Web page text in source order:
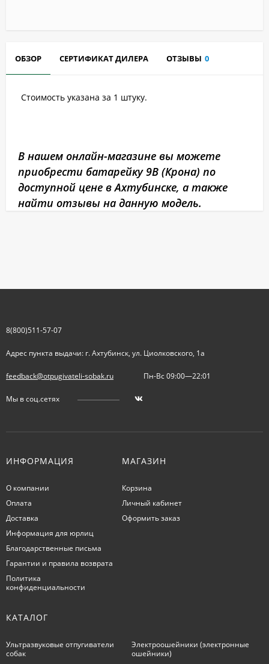
ОБЗОР СЕРТИФИКАТ ДИЛЕРА ОТЗЫВЫ 0
Стоимость указана за 1 штуку.
В нашем онлайн-магазине вы можете
приобрести батарейку 9В (Крона) по
доступной цене в Ахтубинске, а также
найти отзывы на данную модель.
8(800)511-57-07
Адрес пункта выдачи: г. Ахтубинск, ул. Циолковского, 1а
feedback@otpugivateli-sobak.ru Пн-Вс 09:00—22:01
Мы в соц.сетях
ИНФОРМАЦИЯ
О компании
Оплата
Доставка
Информация для юрлиц
Благодарственные письма
Гарантии и правила возврата
Политика
конфиденциальности
МАГАЗИН
Корзина
Личный кабинет
Оформить заказ
КАТАЛОГ
Ультразвуковые отпугиватели
собак
Электроошейники (электронные
ошейники)